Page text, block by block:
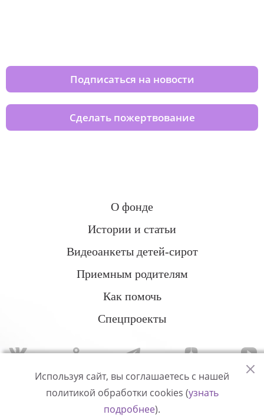
Подписаться на новости
Сделать пожертвование
О фонде
Истории и статьи
Видеоанкеты детей-сирот
Приемным родителям
Как помочь
Спецпроекты
Политика конфиденциальности
Используя сайт, вы соглашаетесь с нашей
политикой обработки cookies (узнать
подробнее).